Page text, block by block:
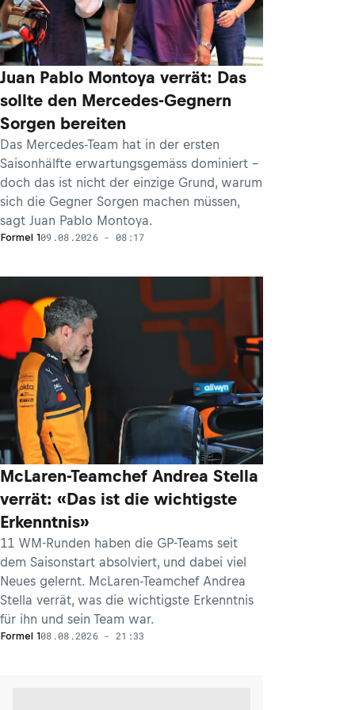
Juan Pablo Montoya verrät: Das
sollte den Mercedes-Gegnern
Sorgen bereiten
Das Mercedes-Team hat in der ersten
Saisonhälfte erwartungsgemäss dominiert –
doch das ist nicht der einzige Grund, warum
sich die Gegner Sorgen machen müssen,
sagt Juan Pablo Montoya.
Formel 109.08.2026 - 08:17
McLaren-Teamchef Andrea Stella
verrät: «Das ist die wichtigste
Erkenntnis»
11 WM-Runden haben die GP-Teams seit
dem Saisonstart absolviert, und dabei viel
Neues gelernt. McLaren-Teamchef Andrea
Stella verrät, was die wichtigste Erkenntnis
für ihn und sein Team war.
Formel 108.08.2026 - 21:33